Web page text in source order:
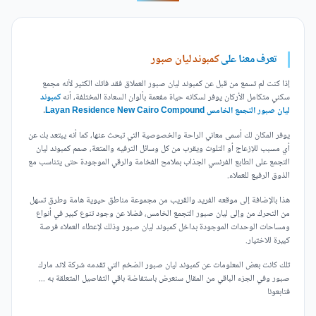
تعرف معنا علىكمبوند ليان صبور
إذا كنت لم تسمع من قبل عن كمبوند ليان صبور العملاق فقد فاتك الكثير لأنه مجمع
سكني متكامل الأركان يوفر لسكانه حياة مفعمة بألوان السعادة المختلفة، أنهكمبوند
ليان صبور التجمع الخامس Layan Residence New Cairo Compound
.
يوفر المكان لك أسمى معاني الراحة والخصوصية التي تبحث عنها، كما أنه يبتعد بك عن
أي مسبب للإزعاج أو التلوث ويقرب من كل وسائل الترفيه والمتعة، صمم كمبوند ليان
التجمع على الطابع الفرنسي الجذاب بملامح الفخامة والرقي الموجودة حتى يتناسب مع
الذوق الرفيع للعملاء.
هذا بالإضافة إلى موقعه الفريد والقريب من مجموعة مناطق حيوية هامة وطرق تسهل
من التحرك من وإلى ليان صبور التجمع الخامس، فضلا عن وجود تنوع كبير في أنواع
ومساحات الوحدات الموجودة بداخل كمبوند ليان صبور وذلك لإعطاء العملاء فرصة
كبيرة للاختيار.
تلك كانت بعض المعلومات عن كمبوند ليان صبور الضخم التي تقدمه شركة لاند مارك
صبور وفي الجزء الباقي من المقال سنعرض باستفاضة باقي التفاصيل المتعلقة به ...
فتابعونا